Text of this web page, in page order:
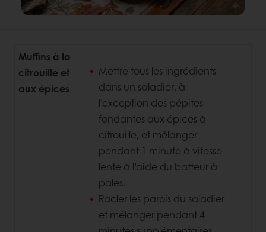
Muffins à la
citrouille et
aux épices
Mettre tous les ingrédients
dans un saladier, à
l’exception des pépites
fondantes aux épices à
citrouille, et mélanger
pendant 1 minute à vitesse
lente à l’aide du batteur à
pales.
Racler les parois du saladier
et mélanger pendant 4